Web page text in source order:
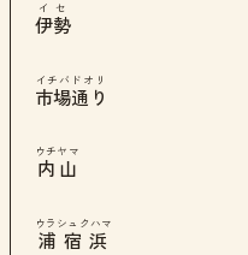
伊勢
イセ
市場通り
イチバドオリ
内山
ウチヤマ
浦宿浜
ウラシュクハマ